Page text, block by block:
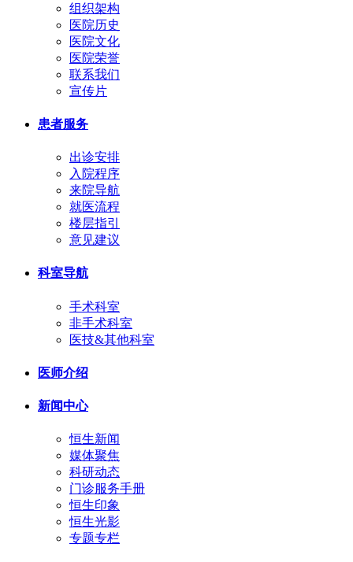
组织架构
医院历史
医院文化
医院荣誉
联系我们
宣传片
患者服务
出诊安排
入院程序
来院导航
就医流程
楼层指引
意见建议
科室导航
手术科室
非手术科室
医技&其他科室
医师介绍
新闻中心
恒生新闻
媒体聚焦
科研动态
门诊服务手册
恒生印象
恒生光影
专题专栏